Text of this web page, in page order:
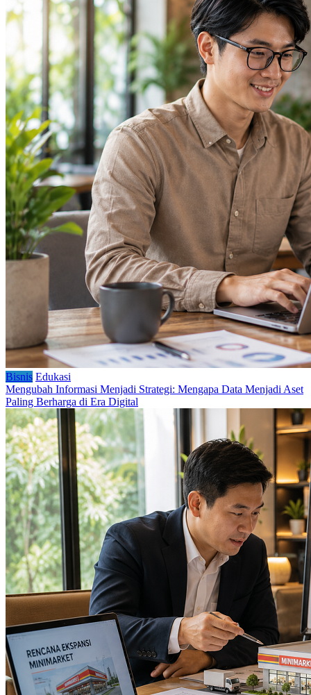
Bisnis Edukasi
Mengubah Informasi Menjadi Strategi: Mengapa Data Menjadi Aset
Paling Berharga di Era Digital